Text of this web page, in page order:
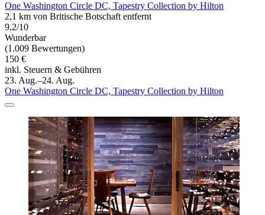
One Washington Circle DC, Tapestry Collection by Hilton
2,1 km von Britische Botschaft entfernt
9,2/10
Wunderbar
(1.009 Bewertungen)
150 €
inkl. Steuern & Gebühren
23. Aug.–24. Aug.
One Washington Circle DC, Tapestry Collection by Hilton